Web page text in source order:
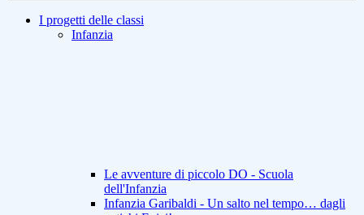
I progetti delle classi
Infanzia
Le avventure di piccolo DO - Scuola
dell'Infanzia
Infanzia Garibaldi - Un salto nel tempo… dagli